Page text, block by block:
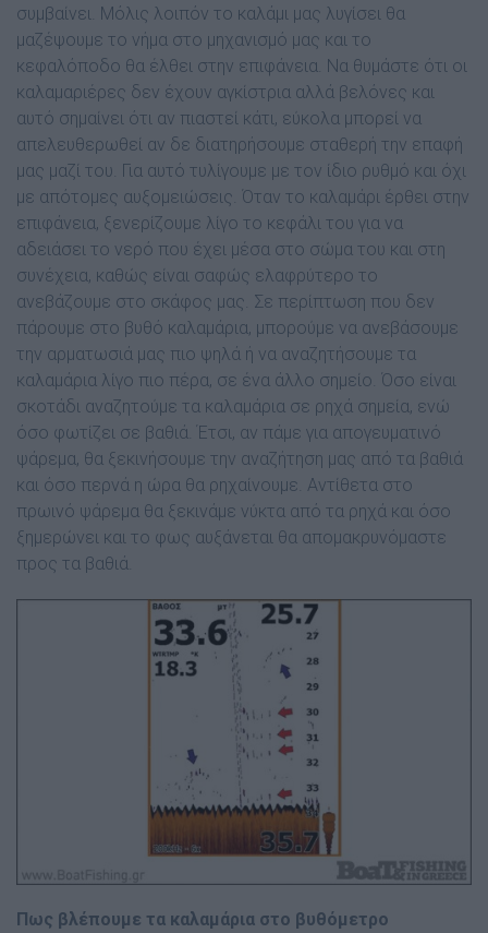
συμβαίνει. Μόλις λοιπόν το καλάμι μας λυγίσει θα
μαζέψουμε το νήμα στο μηχανισμό μας και το
κεφαλόποδο θα έλθει στην επιφάνεια. Να θυμάστε ότι οι
καλαμαριέρες δεν έχουν αγκίστρια αλλά βελόνες και
αυτό σημαίνει ότι αν πιαστεί κάτι, εύκολα μπορεί να
απελευθερωθεί αν δε διατηρήσουμε σταθερή την επαφή
μας μαζί του. Για αυτό τυλίγουμε με τον ίδιο ρυθμό και όχι
με απότομες αυξομειώσεις. Όταν το καλαμάρι έρθει στην
επιφάνεια, ξενερίζουμε λίγο το κεφάλι του για να
αδειάσει το νερό που έχει μέσα στο σώμα του και στη
συνέχεια, καθώς είναι σαφώς ελαφρύτερο το
ανεβάζουμε στο σκάφος μας. Σε περίπτωση που δεν
πάρουμε στο βυθό καλαμάρια, μπορούμε να ανεβάσουμε
την αρματωσιά μας πιο ψηλά ή να αναζητήσουμε τα
καλαμάρια λίγο πιο πέρα, σε ένα άλλο σημείο. Όσο είναι
σκοτάδι αναζητούμε τα καλαμάρια σε ρηχά σημεία, ενώ
όσο φωτίζει σε βαθιά. Έτσι, αν πάμε για απογευματινό
ψάρεμα, θα ξεκινήσουμε την αναζήτηση μας από τα βαθιά
και όσο περνά η ώρα θα ρηχαίνουμε. Αντίθετα στο
πρωινό ψάρεμα θα ξεκινάμε νύκτα από τα ρηχά και όσο
ξημερώνει και το φως αυξάνεται θα απομακρυνόμαστε
προς τα βαθιά.
Πως βλέπουμε τα καλαμάρια στο βυθόμετρο